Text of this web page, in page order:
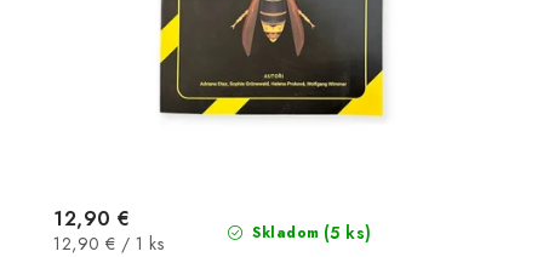
Skladom (5 ks)
12,90 €
Jednotková
12,90 € / 1 ks